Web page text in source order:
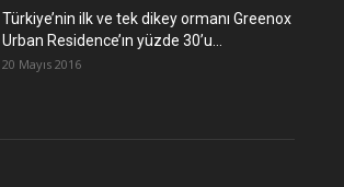
Türkiye’nin ilk ve tek dikey ormanı Greenox
Urban Residence’ın yüzde 30’u...
20 Mayıs 2016